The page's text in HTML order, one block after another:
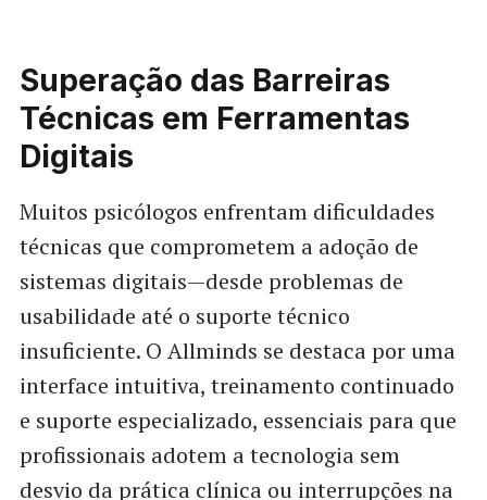
Superação das Barreiras
Técnicas em Ferramentas
Digitais
Muitos psicólogos enfrentam dificuldades
técnicas que comprometem a adoção de
sistemas digitais—desde problemas de
usabilidade até o suporte técnico
insuficiente. O Allminds se destaca por uma
interface intuitiva, treinamento continuado
e suporte especializado, essenciais para que
profissionais adotem a tecnologia sem
desvio da prática clínica ou interrupções na